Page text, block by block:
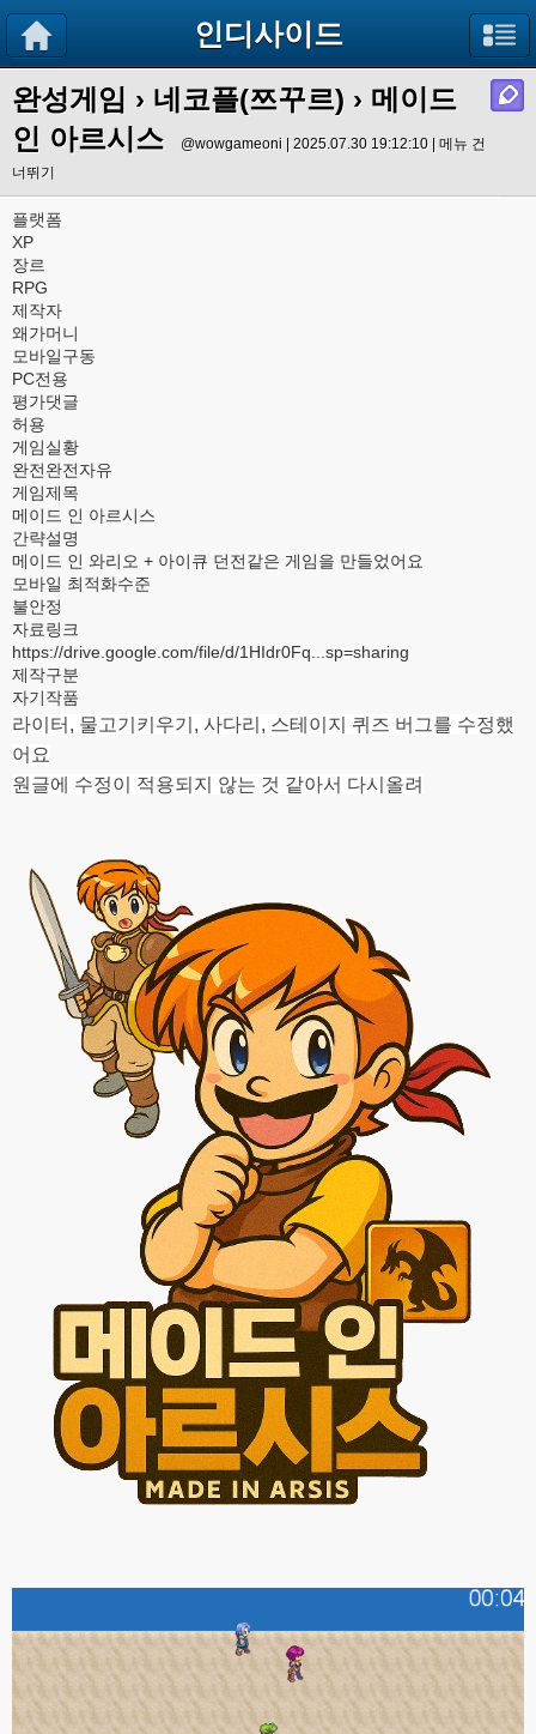
인디사이드
완성게임 › 네코플(쯔꾸르) › 메이드
인 아르시스
@wowgameoni | 2025.07.30 19:12:10 | 메뉴 건
너뛰기
플랫폼
XP
장르
RPG
제작자
왜가머니
모바일구동
PC전용
평가댓글
허용
게임실황
완전완전자유
게임제목
메이드 인 아르시스
간략설명
메이드 인 와리오 + 아이큐 던전같은 게임을 만들었어요
모바일 최적화수준
불안정
자료링크
https://drive.google.com/file/d/1HIdr0Fq...sp=sharing
제작구분
자기작품
라이터, 물고기키우기, 사다리, 스테이지 퀴즈 버그를 수정했
어요
원글에 수정이 적용되지 않는 것 같아서 다시올려